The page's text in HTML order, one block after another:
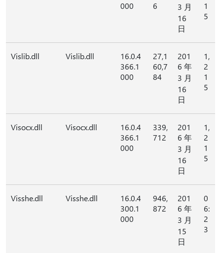
000
6
3 月
16
日
1
5
Vislib.dll Vislib.dll
16.0.4
366.1
000
27,1
60,7
84
201
6 年
3 月
16
日
1,
2
1
5
Visocx.dll Visocx.dll
16.0.4
366.1
000
339,
712
201
6 年
3 月
16
日
1,
2
1
5
Visshe.dll Visshe.dll
16.0.4
300.1
000
946,
872
201
6 年
3 月
15
日
0
6:
2
3